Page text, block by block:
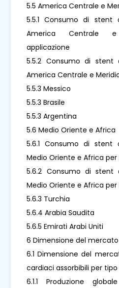
5.5 America Centrale e
5.5.1 Consumo di stent
America Centrale
applicazione
5.5.2 Consumo di stent
America Centrale e
5.5.3 Messico
5.5.3 Brasile
5.5.3 Argentina
5.6 Medio Oriente e Africa
5.6.1 Consumo di stent
Medio Oriente e Africa
5.6.2 Consumo di stent
Medio Oriente e Africa per
5.6.3 Turchia
5.6.4 Arabia Saudita
5.6.5 Emirati Arabi Uniti
6 Dimensione del
6.1 Dimensione del
cardiaci assorbibili per
6.1.1 Produzione